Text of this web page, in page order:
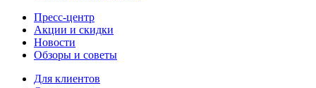
Пресс-центр
Акции и скидки
Новости
Обзоры и советы
Для клиентов